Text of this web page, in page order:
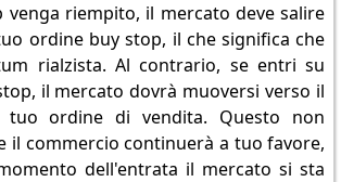
venga riempito, il mercato deve salire
ordine buy stop, il che significa che
rialzista. Al contrario, se entri su
il mercato dovrà muoversi verso il
tuo ordine di vendita. Questo non
il commercio continuerà a tuo favore,
dell'entrata il mercato si sta